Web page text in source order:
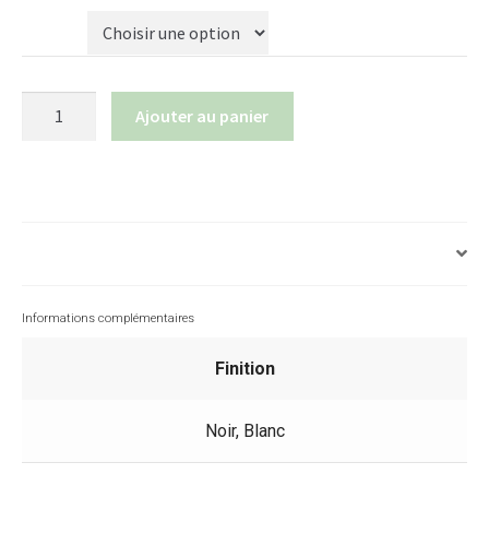
Ajouter au panier
Informations complémentaires
Finition
Noir, Blanc